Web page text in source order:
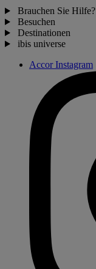
Brauchen Sie Hilfe?
Besuchen
Destinationen
ibis universe
Accor Instagram